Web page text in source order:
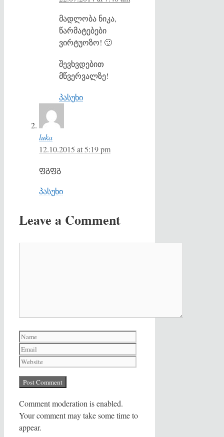
მადლობა ნიკა,
წარმატებები
ვირტუოზო! 🙂
შევხვდებით
მწვერვალზე!
პასუხი
luka
12.10.2015 at 5:19 pm
ფგფგ
პასუხი
Leave a Comment
Name
Comment moderation is enabled.
Your comment may take some time to
appear.